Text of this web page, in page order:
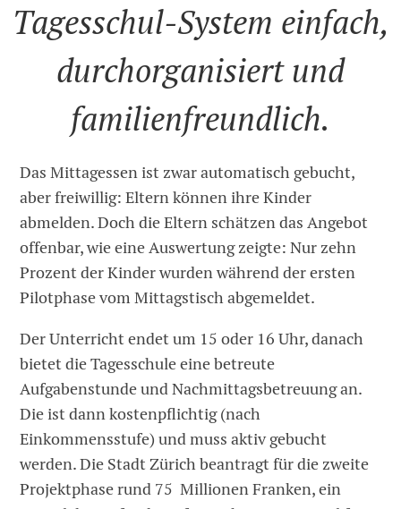
Tagesschul-System einfach,
durchorganisiert und
familienfreundlich.
Das Mittagessen ist zwar automatisch gebucht,
aber freiwillig: Eltern können ihre Kinder
abmelden. Doch die Eltern schätzen das Angebot
offenbar, wie eine Auswertung zeigte: Nur zehn
Prozent der Kinder wurden während der ersten
Pilotphase vom Mittagstisch abgemeldet.
Der Unterricht endet um 15 oder 16 Uhr, danach
bietet die Tagesschule eine betreute
Aufgabenstunde und Nachmittagsbetreuung an.
Die ist dann kostenpflichtig (nach
Einkommensstufe) und muss aktiv gebucht
werden. Die Stadt Zürich beantragt für die zweite
Projektphase rund 75 Millionen Franken, ein